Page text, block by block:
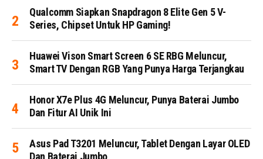
Qualcomm Siapkan Snapdragon 8 Elite Gen 5 V-
Series, Chipset Untuk HP Gaming!
Huawei Vison Smart Screen 6 SE RBG Meluncur,
Smart TV Dengan RGB Yang Punya Harga Terjangkau
Honor X7e Plus 4G Meluncur, Punya Baterai Jumbo
Dan Fitur AI Unik Ini
Asus Pad T3201 Meluncur, Tablet Dengan Layar OLED